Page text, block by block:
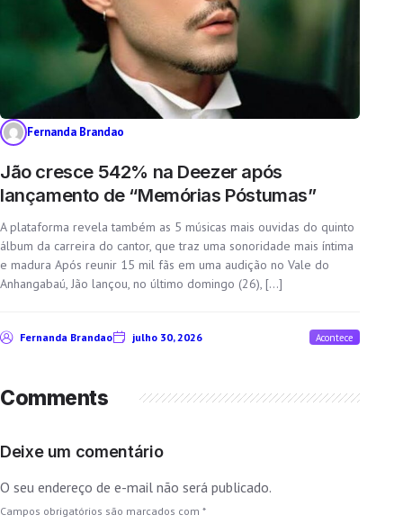
Fernanda Brandao
Jão cresce 542% na Deezer após
lançamento de “Memórias Póstumas”
A plataforma revela também as 5 músicas mais ouvidas do quinto
álbum da carreira do cantor, que traz uma sonoridade mais íntima
e madura Após reunir 15 mil fãs em uma audição no Vale do
Anhangabaú, Jão lançou, no último domingo (26), […]
Fernanda Brandao julho 30, 2026 Acontece
Comments
Deixe um comentário
O seu endereço de e-mail não será publicado.
Campos obrigatórios são marcados com *